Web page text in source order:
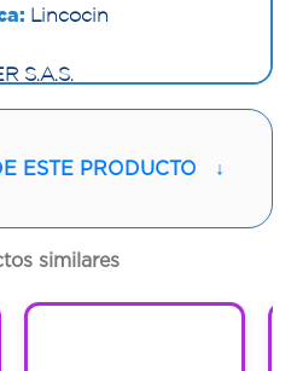
Lincocin
S.A.S.
ESTE PRODUCTO ↓
similares